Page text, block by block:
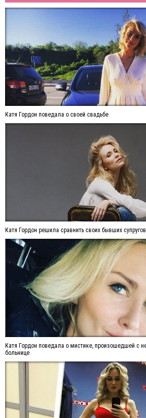
Катя Гордон поведала о своей свадьбе
Катя Гордон решила сравнить своих бывших супругов
Катя Гордон поведала о мистике, произошедшей с
больнице